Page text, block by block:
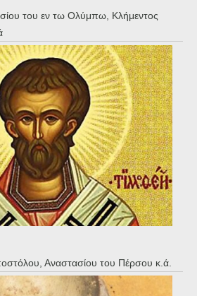
του εν τω Ολύμπω, Κλήμεντος
Αναστασίου του Πέρσου κ.ά.